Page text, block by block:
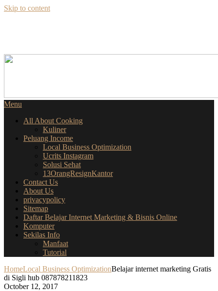
Skip to content
Menu
All About Cooking
Kuliner
Peluang Income
Local Business Optimization
Ucrits Instagram
Solusi Sehat
13OrangResignKantor
Contact Us
About Us
privacypolicy
Sitemap
Daftar Belajar Internet Marketing & Bisnis Online
Komputer
Sekilas Info
Manfaat
Tutorial
HomeLocal Business OptimizationBelajar internet marketing Gratis
di Sigli hub 087878211823
October 12, 2017